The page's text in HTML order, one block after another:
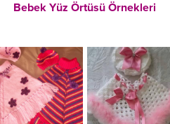
Bebek Yüz Örtüsü Örnekleri